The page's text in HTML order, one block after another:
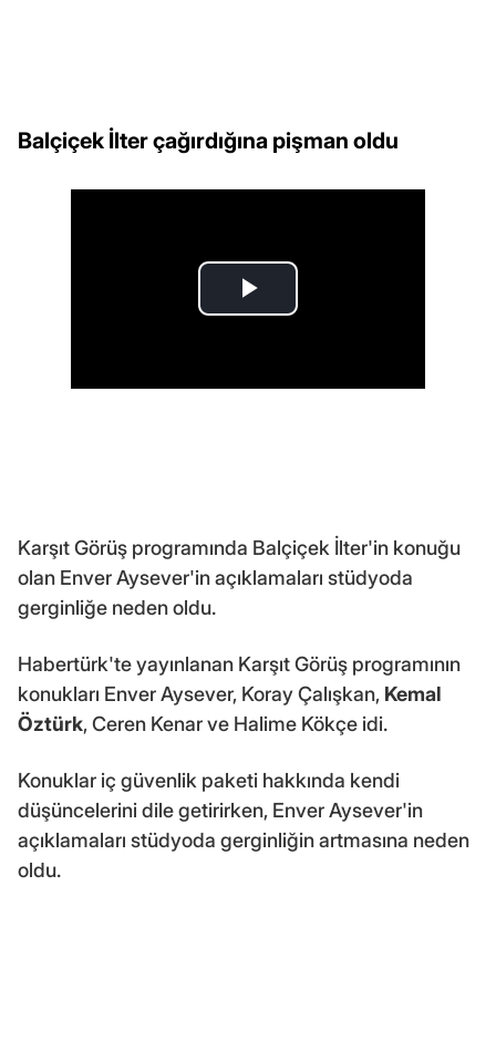
Balçiçek İlter çağırdığına pişman oldu
Karşıt Görüş programında Balçiçek İlter'in konuğu
olan Enver Aysever'in açıklamaları stüdyoda
gerginliğe neden oldu.
Habertürk'te yayınlanan Karşıt Görüş programının
konukları Enver Aysever, Koray Çalışkan, Kemal
Öztürk, Ceren Kenar ve Halime Kökçe idi.
Konuklar iç güvenlik paketi hakkında kendi
düşüncelerini dile getirirken, Enver Aysever'in
açıklamaları stüdyoda gerginliğin artmasına neden
oldu.